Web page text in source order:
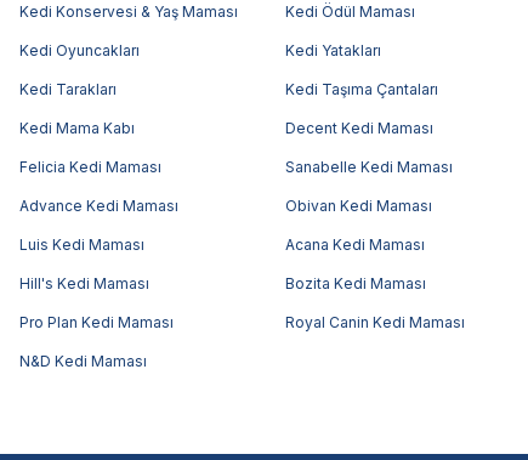
Kedi Konservesi & Yaş Maması Kedi Ödül Maması
Kedi Oyuncakları Kedi Yatakları
Kedi Tarakları Kedi Taşıma Çantaları
Kedi Mama Kabı Decent Kedi Maması
Felicia Kedi Maması Sanabelle Kedi Maması
Advance Kedi Maması Obivan Kedi Maması
Luis Kedi Maması Acana Kedi Maması
Hill's Kedi Maması Bozita Kedi Maması
Pro Plan Kedi Maması Royal Canin Kedi Maması
N&D Kedi Maması